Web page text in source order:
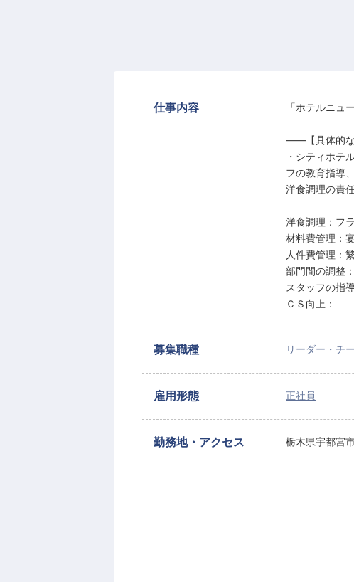
仕事内容 「ホテルニュ
――【具体的な
・シティホテ
フの教育指導
洋食調理の責
洋食調理：フ
材料費管理：
人件費管理：
部門間の調整
スタッフの指
ＣＳ向上：
募集職種 リーダー・チ
雇用形態 正社員
勤務地・アクセス 栃木県宇都宮